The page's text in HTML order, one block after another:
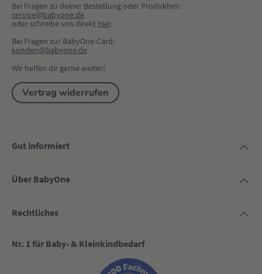
Bei Fragen zu deiner Bestellung oder Produkten:
service@babyone.de
oder schreibe uns direkt hier.
Bei Fragen zur BabyOne-Card:
kunden@babyone.de
Wir helfen dir gerne weiter!
Vertrag widerrufen
Gut informiert
Über BabyOne
Rechtliches
Nr. 1 für Baby- & Kleinkindbedarf